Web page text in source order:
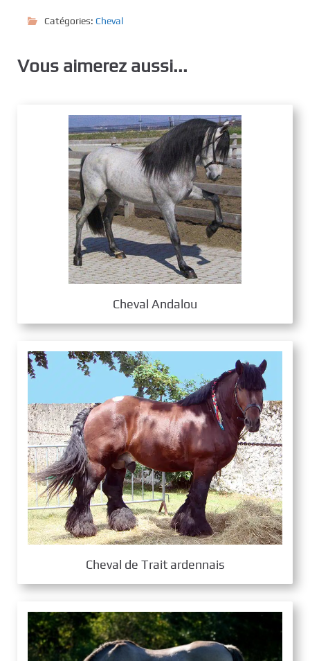
Catégories: Cheval
Vous aimerez aussi...
Cheval Andalou
Cheval de Trait ardennais